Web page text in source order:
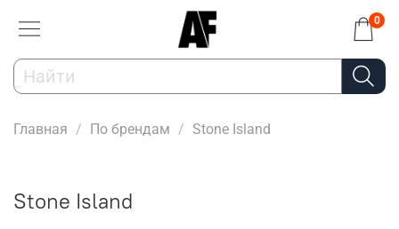
0
Главная По брендам Stone Island
Stone Island